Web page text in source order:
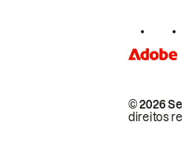
© 2026
direitos